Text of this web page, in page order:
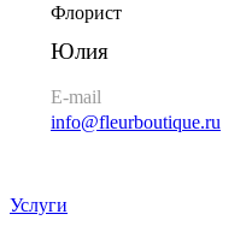
Флорист
Юлия
E-mail
info@fleurboutique.ru
Услуги